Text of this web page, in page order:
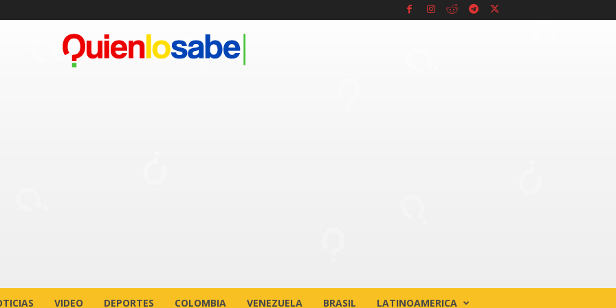
VIDEO DEPORTES COLOMBIA VENEZUELA BRASIL LATINOAMERICA